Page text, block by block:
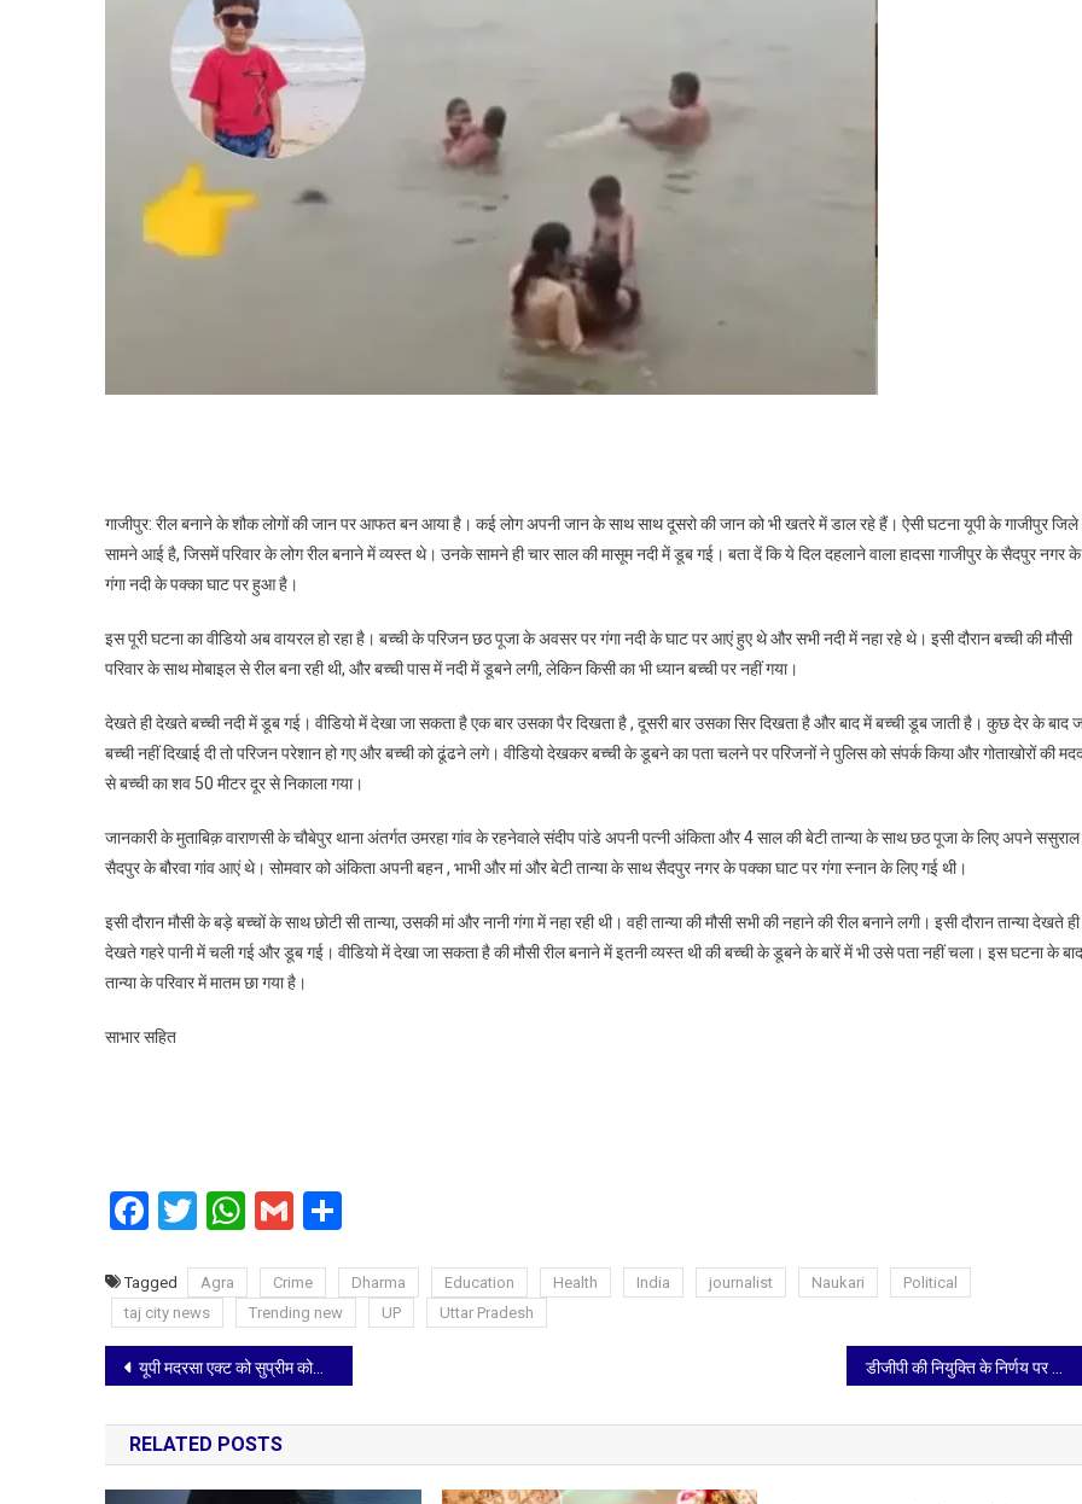
की
बनाती
रही
रील
गाजीपुर: रील बनाने के शौक लोगों की जान पर आफत बन आया है। कई लोग अपनी जान के साथ साथ दूसरो की जान को भी खतरे में डाल रहे हैं। ऐसी घटना यूपी के गाजीपुर
सामने आई है, जिसमें परिवार के लोग रील बनाने में व्यस्त थे। उनके सामने ही चार साल की मासूम नदी में डूब गई। बता दें कि ये दिल दहलाने वाला हादसा गाजीपुर के सैदपुर नगर के
गंगा नदी के पक्का घाट पर हुआ है।
इस पूरी घटना का वीडियो अब वायरल हो रहा है। बच्ची के परिजन छठ पूजा के अवसर पर गंगा नदी के घाट पर आएं हुए थे और सभी नदी में नहा रहे थे। इसी दौरान बच्ची की मौसी
परिवार के साथ मोबाइल से रील बना रही थी, और बच्ची पास में नदी में डूबने लगी, लेकिन किसी का भी ध्यान बच्ची पर नहीं गया।
देखते ही देखते बच्ची नदी में डूब गई। वीडियो में देखा जा सकता है एक बार उसका पैर दिखता है , दूसरी बार उसका सिर दिखता है और बाद में बच्ची डूब जाती है। कुछ देर के बाद
बच्ची नहीं दिखाई दी तो परिजन परेशान हो गए और बच्ची को ढूंढने लगे। वीडियो देखकर बच्ची के डूबने का पता चलने पर परिजनों ने पुलिस को संपर्क किया और गोताखोरों की
से बच्ची का शव 50 मीटर दूर से निकाला गया।
जानकारी के मुताबिक़ वाराणसी के चौबेपुर थाना अंतर्गत उमरहा गांव के रहनेवाले संदीप पांडे अपनी पत्नी अंकिता और 4 साल की बेटी तान्या के साथ छठ पूजा के लिए अपने ससुराल
सैदपुर के बौरवा गांव आएं थे। सोमवार को अंकिता अपनी बहन , भाभी और मां और बेटी तान्या के साथ सैदपुर नगर के पक्का घाट पर गंगा स्नान के लिए गई थी।
इसी दौरान मौसी के बड़े बच्चों के साथ छोटी सी तान्या, उसकी मां और नानी गंगा में नहा रही थी। वही तान्या की मौसी सभी की नहाने की रील बनाने लगी। इसी दौरान तान्या देखते ही
देखते गहरे पानी में चली गई और डूब गई। वीडियो में देखा जा सकता है की मौसी रील बनाने में इतनी व्यस्त थी की बच्ची के डूबने के बारें में भी उसे पता नहीं चला। इस घटना के बाद
तान्या के परिवार में मातम छा गया है।
साभार सहित
Facebook
Twitter
WhatsApp
Gmail
Tagged Agra Crime Dharma Education Health India journalist Naukari
Political
taj city news
Trending new UP Uttar Pradesh
Post
navigation
यूपी मदरसा एक्ट को सुप्रीम कोर्ट ने दी मान्यता, इलाहाबाद हाईकोर्ट के फैसले को पलटा
RELATED POSTS